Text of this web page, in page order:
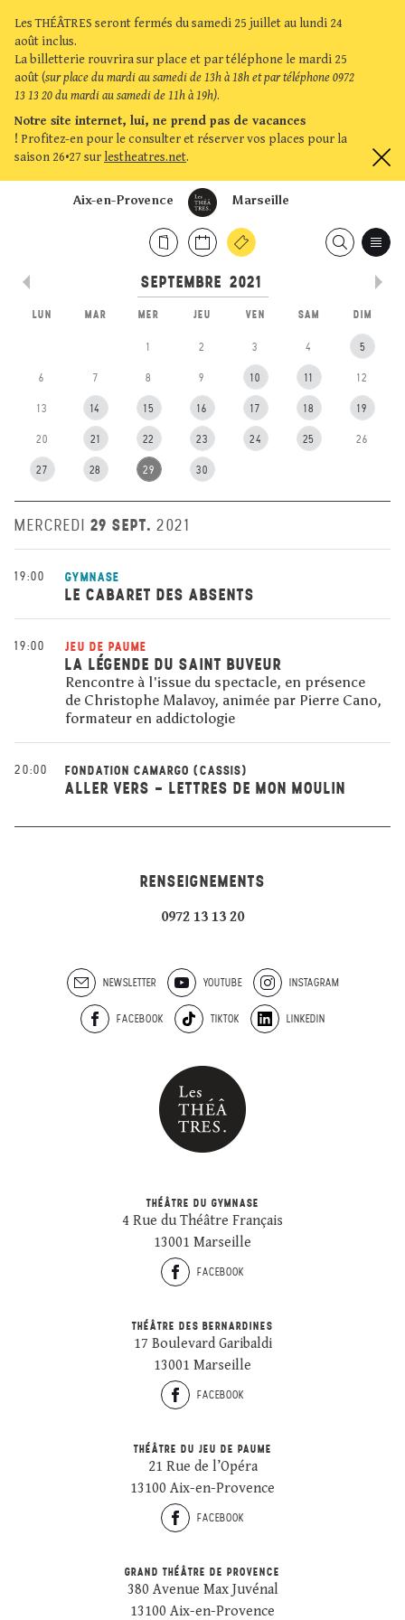
Les THÉÂTRES seront fermés du samedi 25 juillet au lundi 24
août inclus.
La billetterie rouvrira sur place et par téléphone le mardi 25
août (sur place du mardi au samedi de 13h à 18h et par téléphone 0972
13 13 20 du mardi au samedi de 11h à 19h).
Notre site internet, lui, ne prend pas de vacances
! Profitez-en pour le consulter et réserver vos places pour la
saison 26•27 sur lestheatres.net.
Marseille
Aix-en-Provence
LUN MAR MER JEU VEN SAM DIM
1 2 3 4 5
6 7 8 9 10 11 12
13 14 15 16 17 18 19
20 21 22 23 24 25 26
27 28 29 30
MERCREDI 29 SEPT. 2021
19:00 GYMNASE
LE CABARET DES ABSENTS
19:00 JEU DE PAUME
LA LÉGENDE DU SAINT BUVEUR
Rencontre à l'issue du spectacle, en présence
de Christophe Malavoy, animée par Pierre Cano,
formateur en addictologie
20:00 FONDATION CAMARGO (CASSIS)
ALLER VERS - LETTRES DE MON MOULIN
RENSEIGNEMENTS
0972 13 13 20
NEWSLETTER YOUTUBE INSTAGRAM
FACEBOOK TIKTOK LINKEDIN
THÉÂTRE DU GYMNASE
4 Rue du Théâtre Français
13001 Marseille
FACEBOOK
THÉÂTRE DES BERNARDINES
17 Boulevard Garibaldi
13001 Marseille
FACEBOOK
THÉÂTRE DU JEU DE PAUME
21 Rue de l’Opéra
13100 Aix-en-Provence
FACEBOOK
GRAND THÉÂTRE DE PROVENCE
380 Avenue Max Juvénal
13100 Aix-en-Provence